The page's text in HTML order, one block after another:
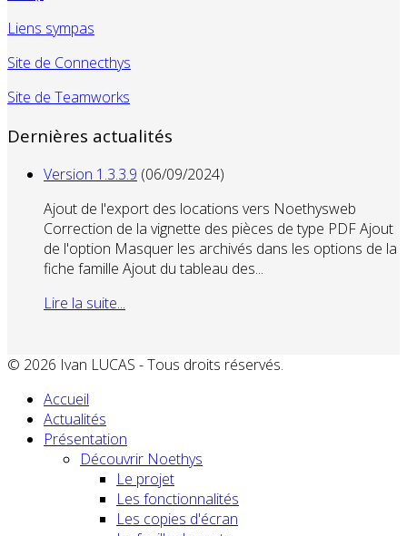
Liens sympas
Site de Connecthys
Site de Teamworks
Dernières actualités
Version 1.3.3.9 (06/09/2024)
Ajout de l'export des locations vers Noethysweb
Correction de la vignette des pièces de type PDF Ajout
de l'option Masquer les archivés dans les options de la
fiche famille Ajout du tableau des...
Lire la suite...
© 2026 Ivan LUCAS - Tous droits réservés.
Accueil
Actualités
Présentation
Découvrir Noethys
Le projet
Les fonctionnalités
Les copies d'écran